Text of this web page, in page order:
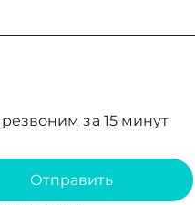
за 15 минут
Отправить